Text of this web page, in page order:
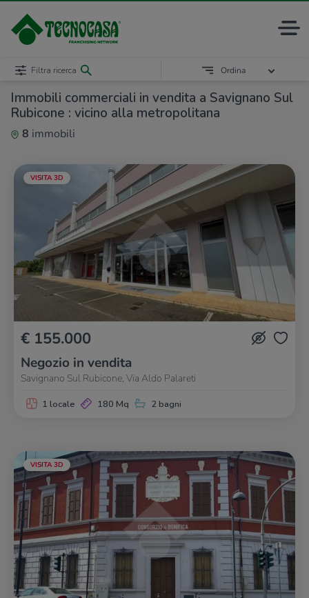
Immobili commerciali in vendita a Savignano Sul
Rubicone : vicino alla metropolitana
8 immobili
Filtra ricerca Ordina
VISITA 3D
€ 155.000
Negozio in vendita
Savignano Sul Rubicone, Via Aldo Palareti
1 locale 180 Mq 2 bagni
VISITA 3D